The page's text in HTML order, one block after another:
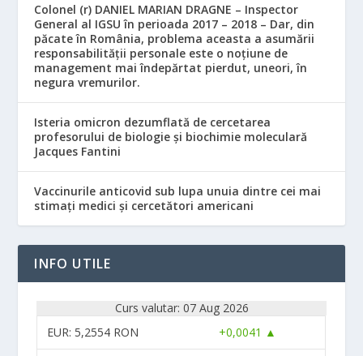
Colonel (r) DANIEL MARIAN DRAGNE – Inspector
General al IGSU în perioada 2017 – 2018 – Dar, din
păcate în România, problema aceasta a asumării
responsabilităţii personale este o noţiune de
management mai îndepărtat pierdut, uneori, în
negura vremurilor.
Isteria omicron dezumflată de cercetarea
profesorului de biologie și biochimie moleculară
Jacques Fantini
Vaccinurile anticovid sub lupa unuia dintre cei mai
stimați medici și cercetători americani
INFO UTILE
Curs valutar: 07 Aug 2026
EUR: 5,2554 RON +0,0041 ▲